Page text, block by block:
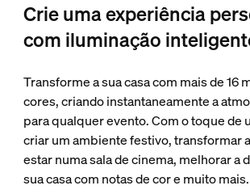
Crie uma experiência
com iluminação
Transforme a sua casa com mais de 16
cores, criando instantaneamente a
para qualquer evento. Com o toque de
criar um ambiente festivo, transformar
estar numa sala de cinema, melhorar a
sua casa com notas de cor e muito mais.